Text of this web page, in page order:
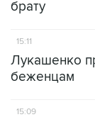
брату
15:11
Лукашенко
беженцам
15:09